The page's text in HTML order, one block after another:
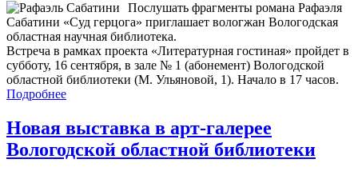
Послушать фрагменты романа Рафаэля
Сабатини «Суд герцога» приглашает вологжан Вологодская
областная научная библиотека.
Встреча в рамках проекта «Литературная гостиная» пройдет в
субботу, 16 сентября, в зале № 1 (абонемент) Вологодской
областной библиотеки (М. Ульяновой, 1). Начало в 17 часов.
Подробнее
Новая выставка в арт-галерее
Вологодской областной библиотеки